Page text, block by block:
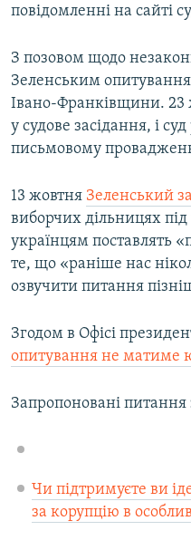
повідомленні на сайті
З позовом щодо
Зеленським
Івано-Франківщини. 23
у судове засідання, і
письмовому
13 жовтня Зеленський
виборчих дільницях
українцям поставлять
те, що «раніше нас
озвучити питання
Згодом в Офісі
опитування не матиме
Запропоновані питання
Чи підтримуєте ви
за корупцію в